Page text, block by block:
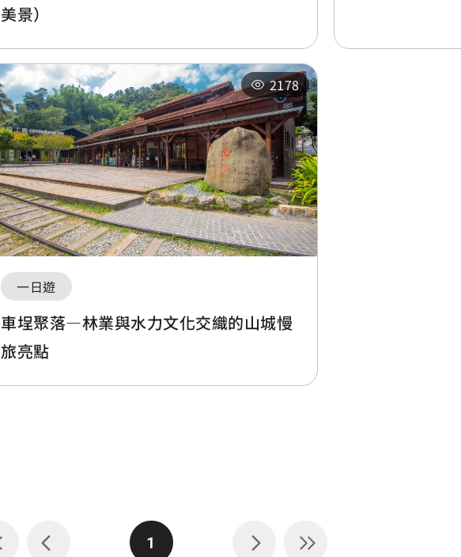
美景）
2178
一日遊
車埕聚落—林業與水力文化交織的山城慢
旅亮點
1